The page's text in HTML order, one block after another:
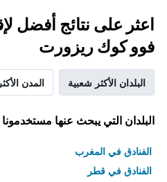
اعثر على نتائج أفضل
فوو كوك ريزورت
البلدان الأكثر شعبية المدن
البلدان التي يبحث عنها مستخدمونا
الفنادق في المغرب
الفنادق في قطر